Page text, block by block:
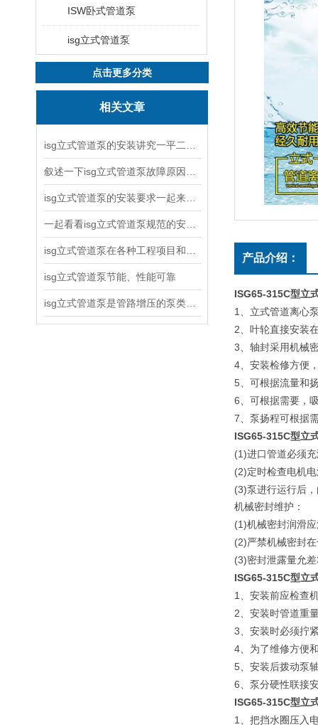
ISW卧式管道泵
isg立式管道泵
点击更多分类
相关文章
isg立式管道泵节能、性能可靠
产品介绍：
ISG65-315C型立
1 、立式管道离心
2、叶轮直接安装
3、轴封采用机械
4、安装检修方便
5、可根据流量和
6、可根据需要，
7、泵扬程可根据
ISG65-315C型立
(1)进口管道必须
(2)定时检查电机
(3)泵进行运行后
机械密封维护：
(1)机械密封润滑
(2)严禁机械密封
(3)密封泄露量允差
ISG65-315C型立
1 、安装前应检查
2、安装时管道重
3、安装时必须拧
4、为了维修方便
5、安装后拨动泵
6、泵分硬性联接
ISG65-315C型立
1 、把挡水圈压入